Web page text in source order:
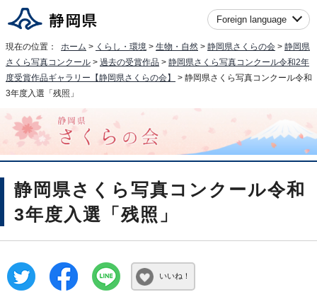
Foreign language
現在の位置： ホーム > くらし・環境 > 生物・自然 > 静岡県さくらの会 > 静岡県
さくら写真コンクール > 過去の受賞作品 > 静岡県さくら写真コンクール令和2年
度受賞作品ギャラリー【静岡県さくらの会】
> 静岡県さくら写真コンクール令和
3年度入選「残照」
静岡県さくら写真コンクール令和
3年度入選「残照」
いいね！